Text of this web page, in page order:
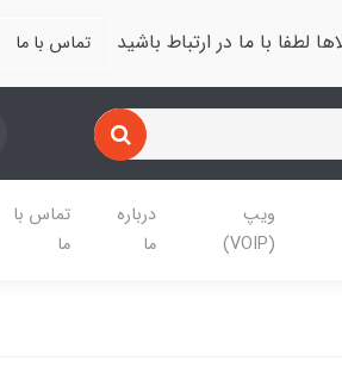
لطفا با ما در ارتباط باشید تماس با ما
ویپ
(VOIP)
درباره
ما
تماس با
ما